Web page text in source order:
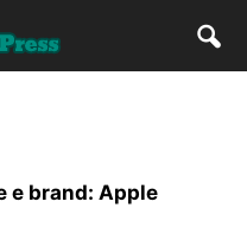
e brand: Apple